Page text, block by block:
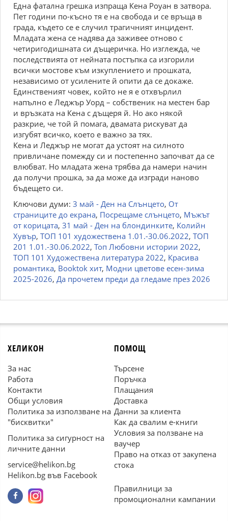
Eдна фатална грешка изпраща Кена Роуан в затвора.
Пет години по-късно тя е на свобода и се връща в
града, където се е случил трагичният инцидент.
Младата жена се надява да заживее отново с
четиригодишната си дъщеричка. Но изглежда, че
последствията от нейната постъпка са изгорили
всички мостове към изкуплението и прошката,
независимо от усилените й опити да се докаже.
Единственият човек, който не я е отхвърлил
напълно е Леджър Уорд – собственик на местен бар
и връзката на Кена с дъщеря й. Но ако някой
разкрие, че той й помага, двамата рискуват да
изгубят всичко, което е важно за тях.
Кена и Леджър не могат да устоят на силното
привличане помежду си и постепенно започват да се
влюбват. Но младата жена трябва да намери начин
да получи прошка, за да може да изгради наново
бъдещето си.
Ключови думи: 3 май - Ден на Слънцето, От
страниците до екрана, Посрещаме слънцето, Мъжът
от корицата, 31 май - Ден на блондинките, Колийн
Хувър, ТОП 101 художествена 1.01.-30.06.2022, ТОП
201 1.01.-30.06.2022, Топ Любовни истории 2022,
ТОП 101 Художествена литература 2022, Красива
романтика, Booktok хит, Модни цветове есен-зима
2025-2026, Да прочетем преди да гледаме през 2026
ХЕЛИКОН
За нас
Работа
Контакти
Общи условия
Политика за използване на
"бисквитки"
Политика за сигурност на
личните данни
service@helikon.bg
Helikon.bg във Facebook
ПОМОЩ
Търсене
Поръчка
Плащания
Доставка
Данни за клиента
Как да свалим е-книги
Условия за ползване на
ваучер
Право на отказ от закупена
стока
Правилници за
промоционални кампании